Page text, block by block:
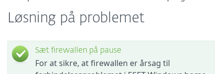
Løsning på problemet
Sæt firewallen på pause
For at sikre, at firewallen er årsag til